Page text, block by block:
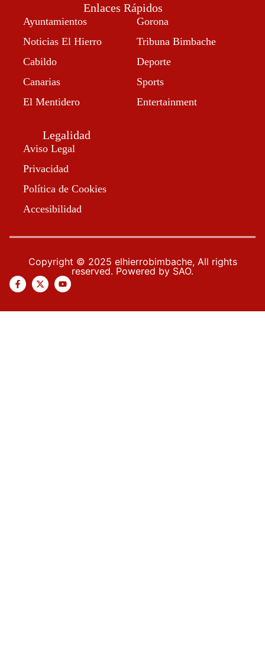
Enlaces Rápidos
Ayuntamientos
Noticias El Hierro
Cabildo
Canarias
El Mentidero
Gorona
Tribuna Bimbache
Deporte
Sports
Entertainment
Legalidad
Aviso Legal
Privacidad
Política de Cookies
Accesibilidad
Copyright © 2025 elhierrobimbache, All rights
reserved. Powered by SAO.